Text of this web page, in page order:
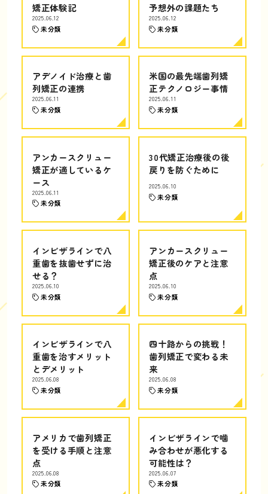
矯正体験記
2025.06.12
未分類
予想外の課題たち
2025.06.12
未分類
アデノイド治療と歯
列矯正の連携
2025.06.11
未分類
米国の最先端歯列矯
正テクノロジー事情
2025.06.11
未分類
アンカースクリュー
矯正が適しているケ
ース
2025.06.11
未分類
30代矯正治療後の後
戻りを防ぐために
2025.06.10
未分類
インビザラインで八
重歯を抜歯せずに治
せる？
2025.06.10
未分類
アンカースクリュー
矯正後のケアと注意
点
2025.06.10
未分類
インビザラインで八
重歯を治すメリット
とデメリット
2025.06.08
未分類
四十路からの挑戦！
歯列矯正で変わる未
来
2025.06.08
未分類
アメリカで歯列矯正
を受ける手順と注意
点
2025.06.08
未分類
インビザラインで噛
み合わせが悪化する
可能性は？
2025.06.07
未分類